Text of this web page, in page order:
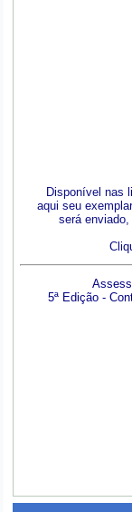
Disponível nas
aqui seu
será
5ª Edição -